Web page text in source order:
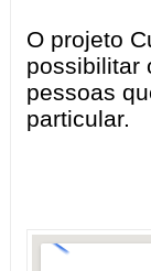
O projeto
possibilitar
pessoas
particular.